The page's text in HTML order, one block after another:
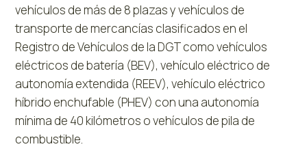
vehículos de más de 8 plazas y vehículos de
transporte de mercancías clasificados en el
Registro de Vehículos de la DGT como vehículos
eléctricos de batería (BEV), vehículo eléctrico de
autonomía extendida (REEV), vehículo eléctrico
híbrido enchufable (PHEV) con una autonomía
mínima de 40 kilómetros o vehículos de pila de
combustible.